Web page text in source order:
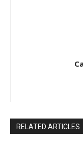
RELATED ARTICLES